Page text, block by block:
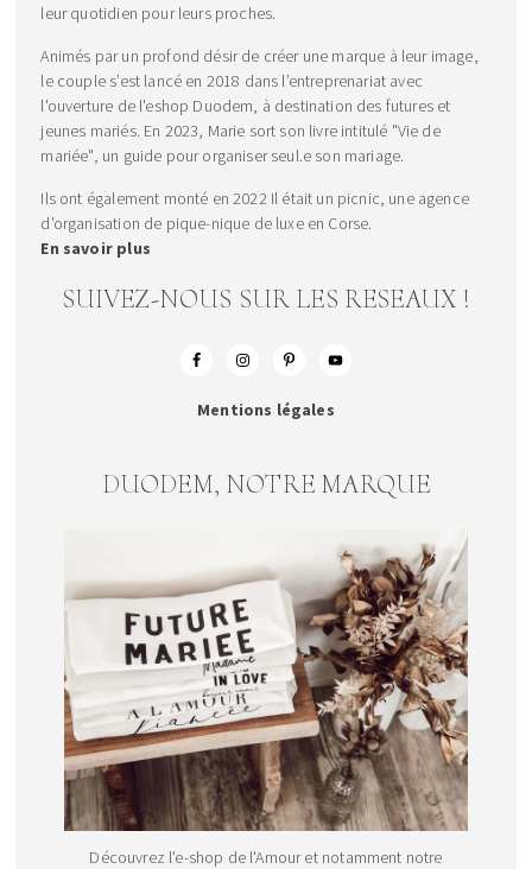
leur quotidien pour leurs proches.
Animés par un profond désir de créer une marque à leur image,
le couple s’est lancé en 2018 dans l’entreprenariat avec
l'ouverture de l'eshop Duodem, à destination des futures et
jeunes mariés. En 2023, Marie sort son livre intitulé "Vie de
mariée", un guide pour organiser seul.e son mariage.
Ils ont également monté en 2022 Il était un picnic, une agence
d'organisation de pique-nique de luxe en Corse.
En savoir plus
SUIVEZ-NOUS SUR LES RESEAUX !
Mentions légales
DUODEM, NOTRE MARQUE
Découvrez l'e-shop de l'Amour et notamment notre